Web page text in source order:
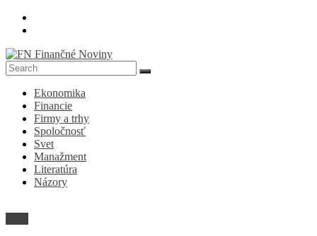
Skip
FN
Finančné
Noviny
Denník
ekonomike
spoločnosti
Ekonomika
Financie
Firmy a trhy
Spoločnosť
Svet
Manažment
Literatúra
Názory